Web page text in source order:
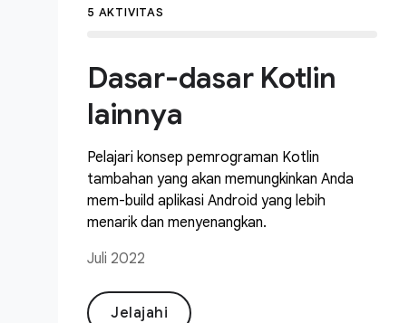
5 AKTIVITAS
Dasar-dasar Kotlin
lainnya
Pelajari konsep pemrograman Kotlin
tambahan yang akan memungkinkan Anda
mem-build aplikasi Android yang lebih
menarik dan menyenangkan.
Juli 2022
Jelajahi